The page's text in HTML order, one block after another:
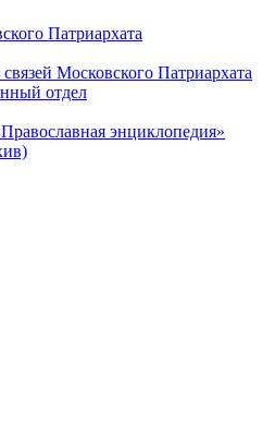
Патриархата
Московского Патриархата
отдел
энциклопедия»